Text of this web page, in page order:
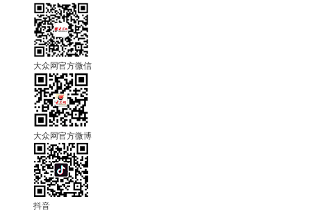
大众网官方微信
大众网官方微博
抖音